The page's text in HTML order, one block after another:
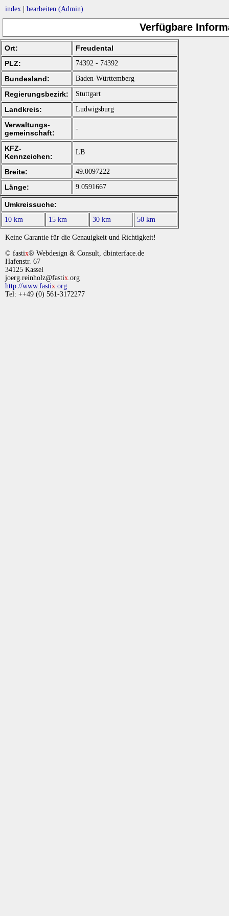
index bearbeiten (Admin)
Verfügbare
Ort:
Freudental
PLZ:
74392 - 74392
Bundesland: Baden-Württemberg
Regierungsbezirk: Stuttgart
Landkreis: Ludwigsburg
Verwaltungs-
gemeinschaft:
-
KFZ-
Kennzeichen:
LB
Breite: 49.0097222
Länge: 9.0591667
Umkreissuche:
10 km 15 km 30 km 50 km
Keine Garantie für die Genauigkeit und Richtigkeit!
© fastix® Webdesign & Consult, dbinterface.de
Hafenstr. 67
34125 Kassel
joerg.reinholz@fastix.org
http://www.fastix.org
Tel: ++49 (0) 561-3172277